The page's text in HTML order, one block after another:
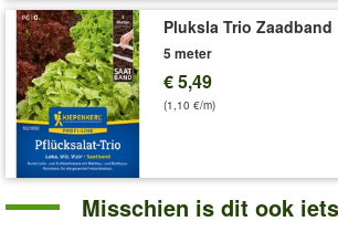
Pluksla Trio Zaadband
5 meter
€ 5,49
(1,10 €/m)
Misschien is dit ook